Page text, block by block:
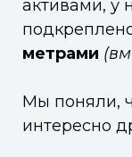
активами, у
метрами
Мы поняли,
интересно